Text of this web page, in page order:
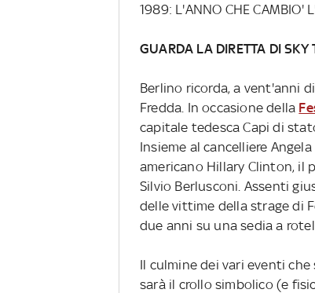
1989: L'ANNO CHE CAMBIO'
GUARDA LA DIRETTA DI SKY
Berlino ricorda, a vent'anni
Fredda. In occasione della
capitale tedesca Capi di
Insieme al cancelliere
americano Hillary Clinton, il
Silvio Berlusconi. Assenti
delle vittime della strage di
due anni su una sedia a
Il culmine dei vari eventi
sarà il crollo simbolico (e